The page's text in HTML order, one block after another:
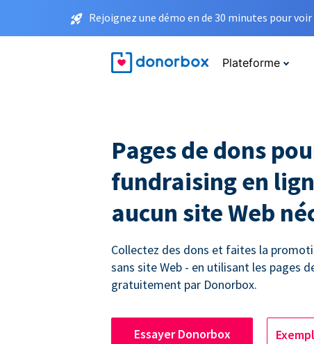
Rejoignez une démo en de 30 minutes pour
Plateforme
Pages de dons
fundraising en
aucun site Web
Collectez des dons et faites la
sans site Web - en utilisant les pages
gratuitement par Donorbox.
Essayer Donorbox